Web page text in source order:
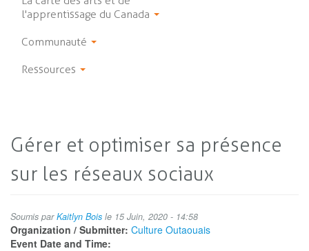
l'apprentissage du Canada
Communauté
Ressources
Gérer et optimiser sa présence
sur les réseaux sociaux
Soumis parKaitlyn Bois le 15 Juin, 2020 - 14:58
Organization / Submitter: Culture Outaouais
Event Date and Time: